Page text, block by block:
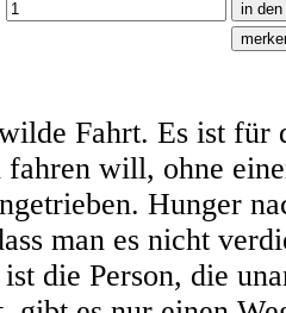
Fahrt. Es ist für
will, ohne
Hunger
man es nicht
die Person, die